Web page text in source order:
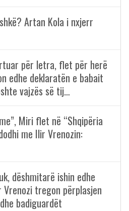
Artan Kola i nxjerr
për letra, flet për herë
edhe deklaratën e babait
vajzës së tij…
Miri flet në “Shqipëria
me Ilir Vrenozin:
dëshmitarë ishin edhe
Vrenozi tregon përplasjen
badiguardët